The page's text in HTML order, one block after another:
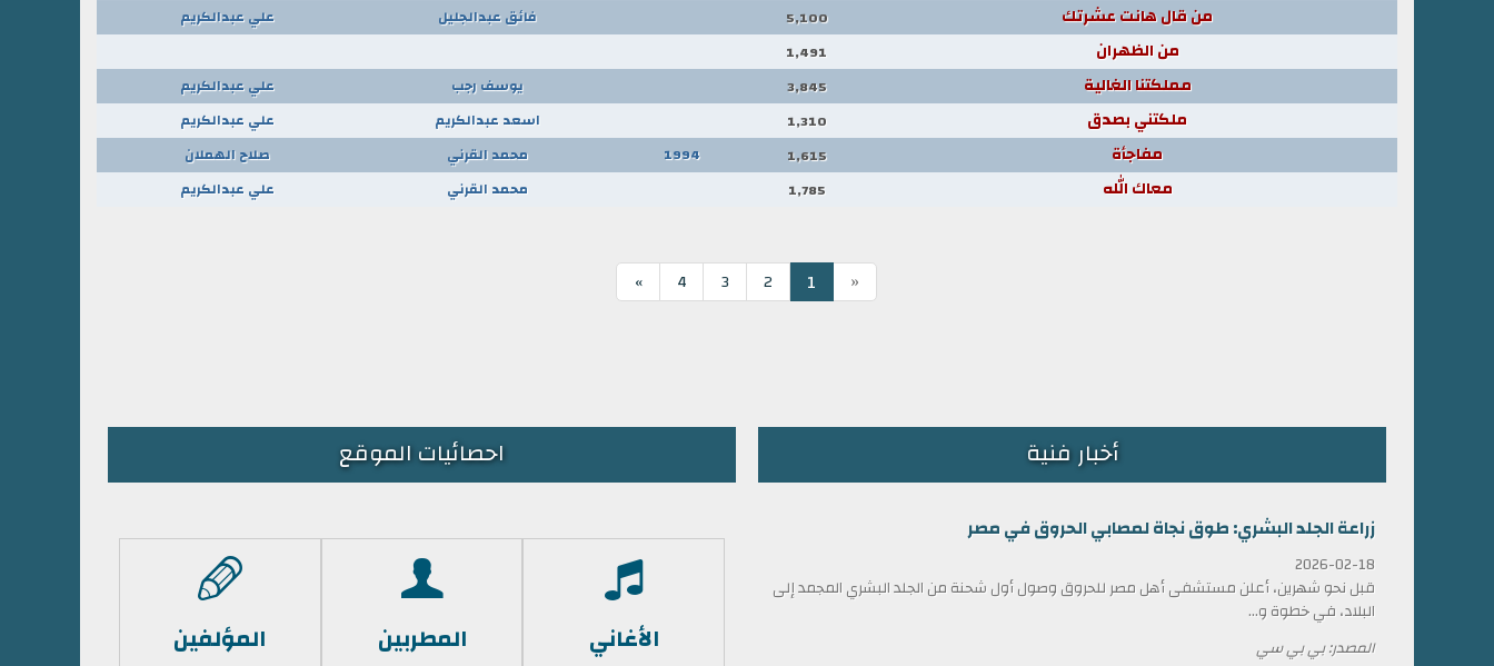
من قال هانت عشرتك 5,100 فائق عبدالجليل علي عبدالكريم
من الظهران 1,491
مملكتنا الغالية 3,845 يوسف رجب علي عبدالكريم
ملكتني بصدق 1,310 اسعد عبدالكريم علي عبدالكريم
مفاجأة 1,615
1994 محمد القرني صلاح الهملان
معاك الله 1,785 محمد القرني علي عبدالكريم
«
1
2
3
4
»
أخبار فنية
زراعة الجلد البشري: طوق نجاة لمصابي الحروق في مصر
2026-02-18
قبل نحو شهرين، أعلن مستشفى أهل مصر للحروق وصول أول شحنة من الجلد البشري المجمد إلى
البلاد، في خطوة و...
المصدر: بي بي سي
احصائيات الموقع
الأغاني المطربين المؤلفين